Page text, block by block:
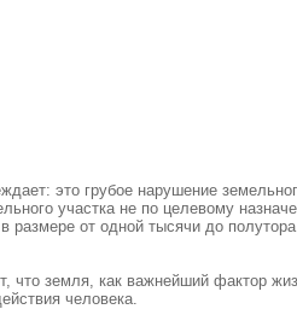
это грубое нарушение
участка не по целевому
размере от одной тысячи до
что земля, как важнейший фактор
человека.